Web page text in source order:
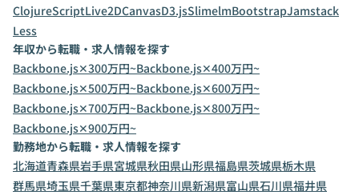
ClojureScriptLive2DCanvasD3.jsSlimelmBootstrapJamstack
Less
年収から転職・求人情報を探す
Backbone.js✕300万円~Backbone.js✕400万円~
Backbone.js✕500万円~Backbone.js✕600万円~
Backbone.js✕700万円~Backbone.js✕800万円~
Backbone.js✕900万円~
勤務地から転職・求人情報を探す
北海道青森県岩手県宮城県秋田県山形県福島県茨城県栃木県
群馬県埼玉県千葉県東京都神奈川県新潟県富山県石川県福井県